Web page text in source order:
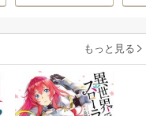
もっと見る